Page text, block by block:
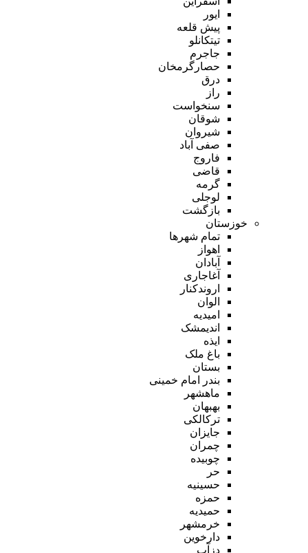
ایور
پیش قلعه
تیتکانلو
جاجرم
حصارگرمخان
درق
راز
سنخواست
شوقان
شیروان
صفی آباد
فاروج
قاضی
گرمه
لوجلی
بازگشت
خوزستان
تمام شهر‌ها
اهواز
آبادان
آغاجاری
اروندکنار
الوان
امیدیه
اندیمشک
ایذه
باغ ملک
بستان
بندر امام خمینی
ماهشهر
بهبهان
ترکالکی
جایزان
چمران
چوبیده
حر
حسینیه
حمزه
حمیدیه
خرمشهر
دارخوین
دزآب